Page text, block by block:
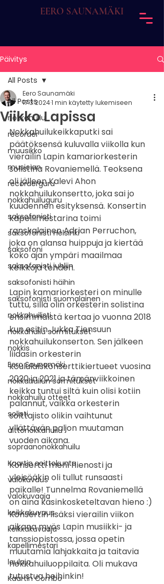
EERO SAUNAMÄKI
Päivitys
All Posts
nokkahuilu
recorder
muusikko
musician
recorderguru
nokkahuiluguru
saksofonisti
saksofonisti Helsinki
saksofoni
saksofonisti juhliin
saksofonisti häihin
saksofonisti suomalainen
nokkahuilisti
nokkahuilu sormitukset
nokkis
Eero Saunamäki
nokkahuilun sormitukset
nokkahuilu otteet
solisti
alttonokkahuilu
sopraanonokkahuilu
Kaartin soittokunta
valokuvaus
valokuvaaja
keikkakuvaus
keikkakuvaaja
kapellimestari
laulaja
Kaartin Combo
All Posts
Viikko Lapissa
Eero Saunamäki
17.3.20241 min käytetty lukemiseen
Nokkahuilukeikkaputki sai
päätöksensä kuluvalla viikolla kun
vierailin Lapin kamariorkesterin
solistina Rovaniemellä. Teoksena
oli jälleen Kalevi Ahon
nokkahuilukonsertto, joka sai jo
kuudennen esityksensä. Konsertin
kapellimestarina toimi
ranskalainen Adrian Perruchon,
joka on alansa huippuja ja kiertää
koko ajan ympäri maailmaa
keikkoja tehden.
Lapin kamariorkesteri on minulle
tuttu, sillä olin orkesterin solistina
ensimmäistä kertaa jo vuonna 2018
kun esitin Jukka Tiensuun
nokkahuilukonserton. Sen jälkeen
liidasin orkesterin
koululaiskonserttikiertueet vuosina
2020 ja 2021 ja tämänviikkoinen
keikka tuntui siltä kuin olisi kotiin
palannut, vaikka orkesterin
soittajisto olikin vaihtunut
yllättävän paljon muutaman
vuoden aikana.
Konsertti meni hienosti ja
yleisöäkin oli tullut runsaasti
paikalle! Tunnelma Rovaniemellä
on aina käsinkosketeltavan hieno :)
Konsertin lisäksi vierailin viikon
aikana myös Lapin musiikki- ja
tanssiopistossa, jossa opetin
muutamia lahjakkaita ja taitavia
nokkahuiluoppilaita. Oli mukava
tutustua heihinkin!